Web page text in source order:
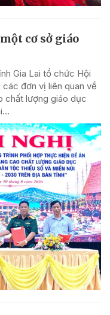
cơ sở giáo
Gia Lai tổ chức Hội
đơn vị liên quan về
chất lượng giáo dục